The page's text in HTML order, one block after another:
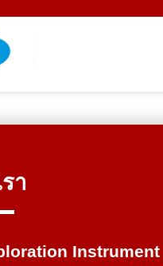
า
Instrument